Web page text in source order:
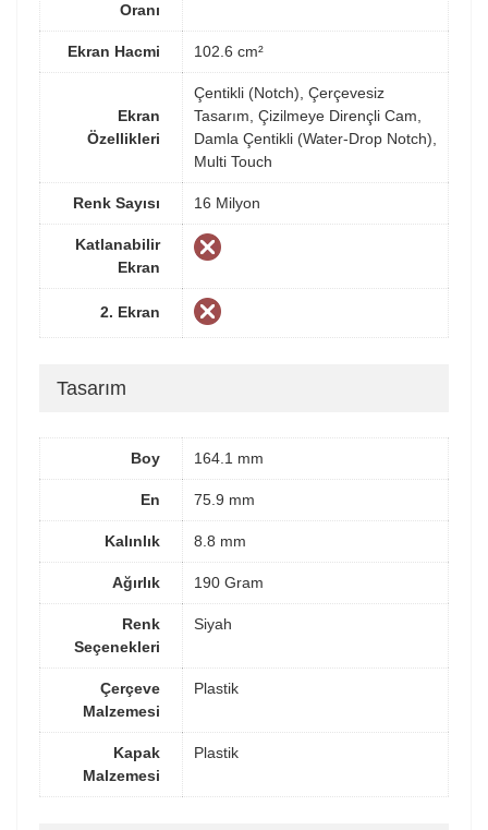
Oranı
Ekran Hacmi 102.6 cm²
Ekran
Özellikleri
Çentikli (Notch), Çerçevesiz
Tasarım, Çizilmeye Dirençli Cam,
Damla Çentikli (Water-Drop Notch),
Multi Touch
Renk Sayısı 16 Milyon
Katlanabilir
Ekran
2. Ekran
Tasarım
Boy 164.1 mm
En 75.9 mm
Kalınlık 8.8 mm
Ağırlık 190 Gram
Renk
Seçenekleri
Siyah
Çerçeve
Malzemesi
Plastik
Kapak
Malzemesi
Plastik